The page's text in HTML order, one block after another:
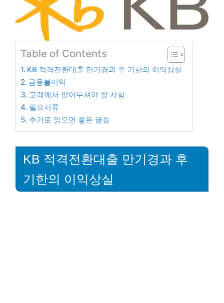
Table of Contents
KB 적격전환대출 만기경과 후 기한의 이익상실
금융불이익
고객께서 알아두셔야 할 사항
필요서류
추가로 읽으면 좋은 글들
KB 적격전환대출 만기경과 후
기한의 이익상실